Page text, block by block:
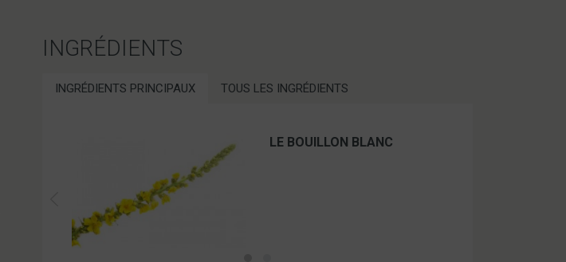
INGRÉDIENTS
INGRÉDIENTS PRINCIPAUX TOUS LES INGRÉDIENTS
LE BOUILLON BLANC